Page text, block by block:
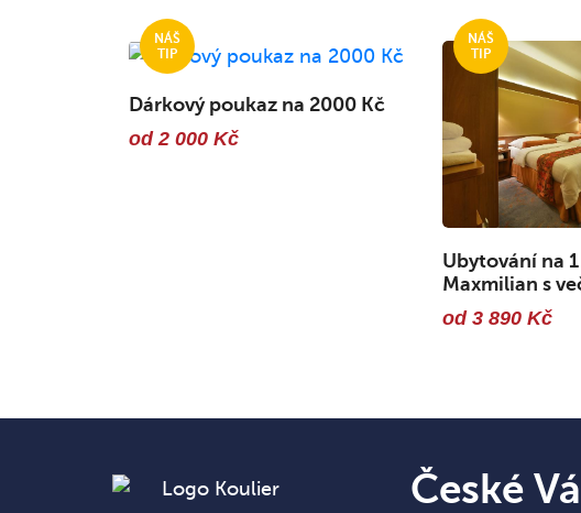
Dárkový poukaz na 2000 Kč
od 2 000 Kč
Ubytování na
Maxmilian s
od 3 890 Kč
České